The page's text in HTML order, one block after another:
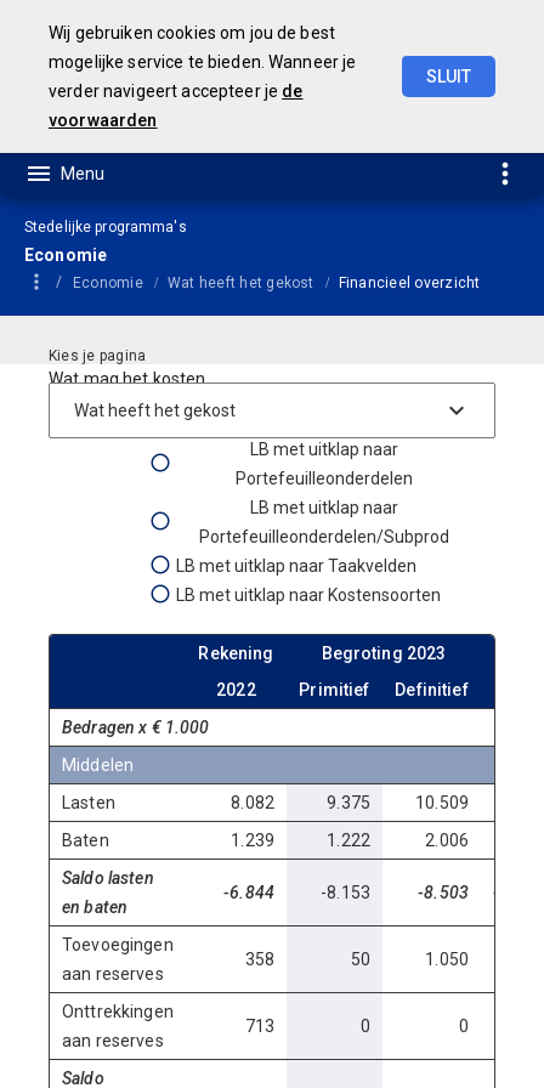
Wij gebruiken cookies om jou de best
mogelijke service te bieden. Wanneer je
verder navigeert accepteer je de
voorwaarden
SLUIT
Stedelijke programma's
Economie
Economie Wat heeft het gekost Financieel overzicht
Wat mag het kosten
Lasten Baten Rekening
LB met uitklap naar
Portefeuilleonderdelen
LB met uitklap naar
Portefeuilleonderdelen/Subprod
LB met uitklap naar Taakvelden
LB met uitklap naar Kostensoorten
Rekening Begroting 2023
2022
Primitief Definitief
Bedragen x € 1.000
Middelen
Lasten
8.082 9.375 10.509
Baten
1.239 1.222 2.006
Saldo lasten
en baten
-6.844 -8.153 -8.503 -5.632
Toevoegingen
aan reserves
358 50 1.050
Onttrekkingen
aan reserves
713 0 0
Saldo